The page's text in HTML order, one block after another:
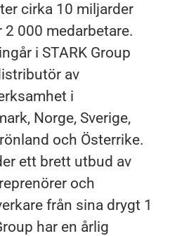
cirka 10 miljarder
2 000 medarbetare.
i STARK Group
av
i
Norge, Sverige,
och Österrike.
ett brett utbud av
och
från sina drygt 1
har en årlig